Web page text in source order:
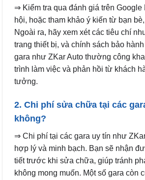
⇒ Kiểm tra qua đánh giá trên Google
hội, hoặc tham khảo ý kiến từ bạn
Ngoài ra, hãy xem xét các tiêu chí
trang thiết bị, và chính sách bảo
gara như ZKar Auto thường công
trình làm việc và phản hồi từ khách
tưởng.
2. Chi phí sửa chữa tại các
không?
⇒ Chi phí tại các gara uy tín như
hợp lý và minh bạch. Bạn sẽ nhận
tiết trước khi sửa chữa, giúp tránh
không mong muốn. Một số gara còn